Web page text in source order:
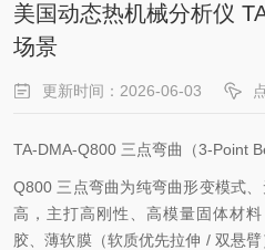
美国动态热机械分析仪
场景
更新时间：2026-06-03
TA-DMA-Q800 三点弯曲（3-Point
Q800 三点弯曲为纯弯曲形变模式
高，主打高刚性、高模量固体材
胶、薄软膜（软质优先拉伸 / 双悬